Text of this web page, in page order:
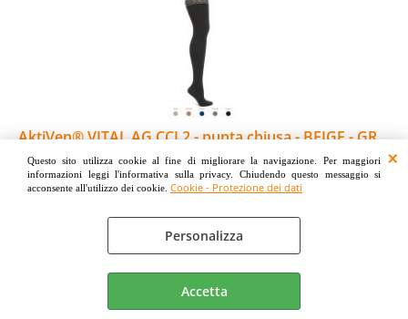
Questo sito utilizza cookie al fine di migliorare la navigazione. Per maggiori
informazioni leggi l'informativa sulla privacy. Chiudendo questo messaggio si
acconsente all'utilizzo dei cookie. Cookie - Protezione dei dati
Personalizza
Accetta
AktiVen® VITAL AG CCL2 - punta chiusa - BEIGE - GR.
III - calza compressiva confortevole e versatile
Cod. art.:
Unità di misura:
AktiVen® VITAL AG CCL2 punta chiusa - calza compressiva
confortevole e versatile VITAL AG - La calza compressiva
confortevole e versatile: - [...]